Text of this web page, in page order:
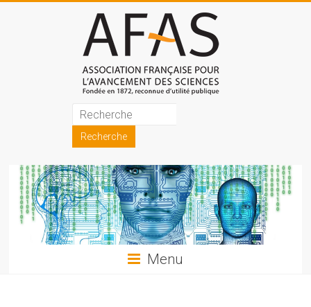
Association
française
pour
l'avancement
des
sciences
Menu